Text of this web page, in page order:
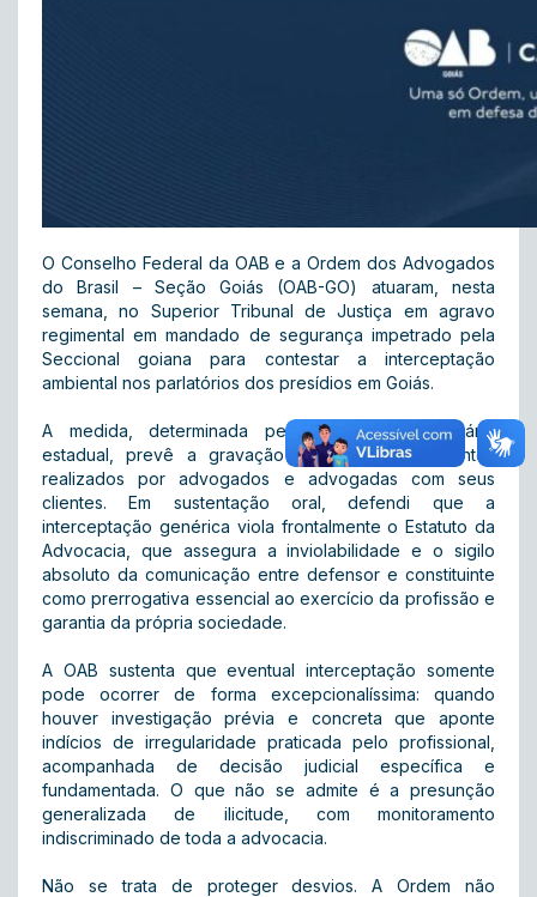
O Conselho Federal da OAB e a Ordem dos Advogados
do Brasil – Seção Goiás (OAB-GO) atuaram, nesta
semana, no Superior Tribunal de Justiça em agravo
regimental em mandado de segurança impetrado pela
Seccional goiana para contestar a interceptação
ambiental nos parlatórios dos presídios em Goiás.
A medida, determinada pelo sistema penitenciário
estadual, prevê a gravação direta de atendimentos
realizados por advogados e advogadas com seus
clientes. Em sustentação oral, defendi que a
interceptação genérica viola frontalmente o Estatuto da
Advocacia, que assegura a inviolabilidade e o sigilo
absoluto da comunicação entre defensor e constituinte
como prerrogativa essencial ao exercício da profissão e
garantia da própria sociedade.
A OAB sustenta que eventual interceptação somente
pode ocorrer de forma excepcionalíssima: quando
houver investigação prévia e concreta que aponte
indícios de irregularidade praticada pelo profissional,
acompanhada de decisão judicial específica e
fundamentada. O que não se admite é a presunção
generalizada de ilicitude, com monitoramento
indiscriminado de toda a advocacia.
Não se trata de proteger desvios. A Ordem não